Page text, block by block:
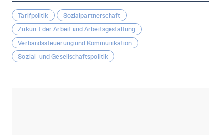
Tarifpolitik
Sozialpartnerschaft
Zukunft der Arbeit und Arbeitsgestaltung
Verbandssteuerung und Kommunikation
Sozial- und Gesellschaftspolitik